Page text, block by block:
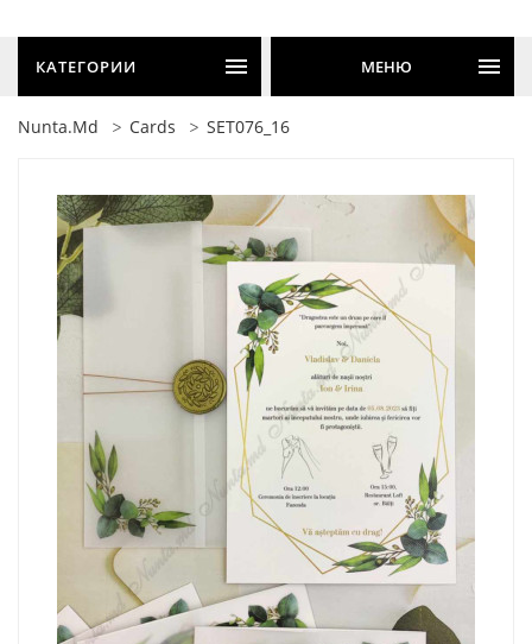
КАТЕГОРИИ МЕНЮ
Nunta.md Cards SET076_16